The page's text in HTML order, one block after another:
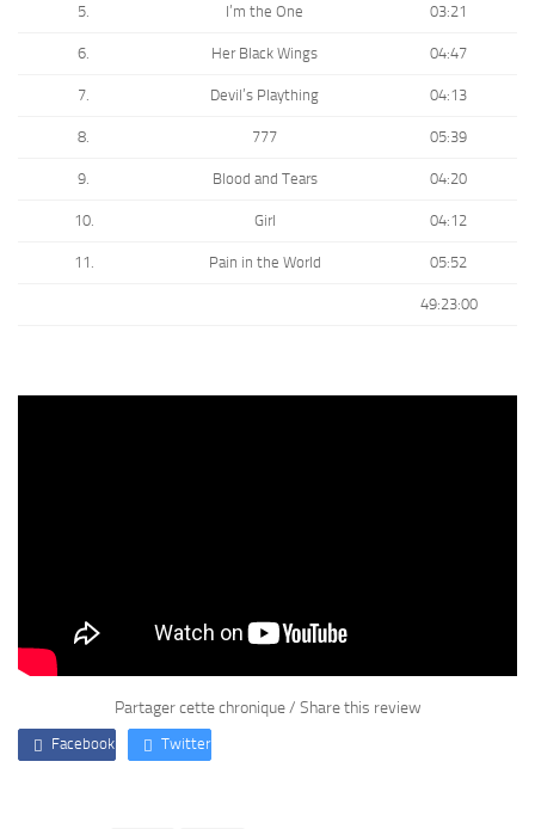
5. I’m the One 03:21
6. Her Black Wings 04:47
7. Devil’s Plaything 04:13
8. 777 05:39
9. Blood and Tears 04:20
10. Girl 04:12
11. Pain in the World 05:52
49:23:00
Partager cette chronique / Share this review
Facebook Twitter